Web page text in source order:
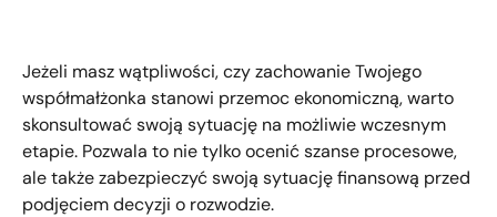
Jeżeli masz wątpliwości, czy zachowanie Twojego
współmałżonka stanowi przemoc ekonomiczną, warto
skonsultować swoją sytuację na możliwie wczesnym
etapie. Pozwala to nie tylko ocenić szanse procesowe,
ale także zabezpieczyć swoją sytuację finansową przed
podjęciem decyzji o rozwodzie.